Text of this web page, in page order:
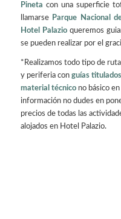
Pineta con una superficie
llamarse Parque Nacional
Hotel Palazioqueremos
se pueden realizar por el
*Realizamos todo tipo de
y periferia con guías titulados
material técnicono básico en
información no dudes en
precios de todas las
alojados en Hotel Palazio.